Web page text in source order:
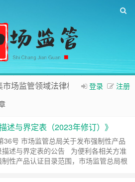
登录 注册
场监管领域法律相关内容
述与界定表（2023年修订）》
36号 市场监管总局关于发布强制性产品
描述与界定表的公告 为便利各相关方准
性产品认证目录范围，市场监管总局根